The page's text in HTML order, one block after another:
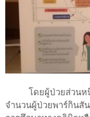
โดยผู้ป่วยส่วนหนึ่ง
จำนวนผู้ป่วยพาร์กินสั